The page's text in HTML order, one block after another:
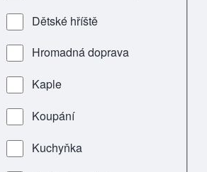
Dětské hříště
Hromadná doprava
Kaple
Koupání
Kuchyňka